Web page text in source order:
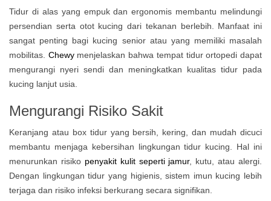
Tidur di alas yang empuk dan ergonomis membantu melindungi
persendian serta otot kucing dari tekanan berlebih. Manfaat ini
sangat penting bagi kucing senior atau yang memiliki masalah
mobilitas. Chewymenjelaskan bahwa tempat tidur ortopedi dapat
mengurangi nyeri sendi dan meningkatkan kualitas tidur pada
kucing lanjut usia.
Mengurangi Risiko Sakit
Keranjang atau box tidur yang bersih, kering, dan mudah dicuci
membantu menjaga kebersihan lingkungan tidur kucing. Hal ini
menurunkan risiko penyakit kulit seperti jamur, kutu, atau alergi.
Dengan lingkungan tidur yang higienis, sistem imun kucing lebih
terjaga dan risiko infeksi berkurang secara signifikan.